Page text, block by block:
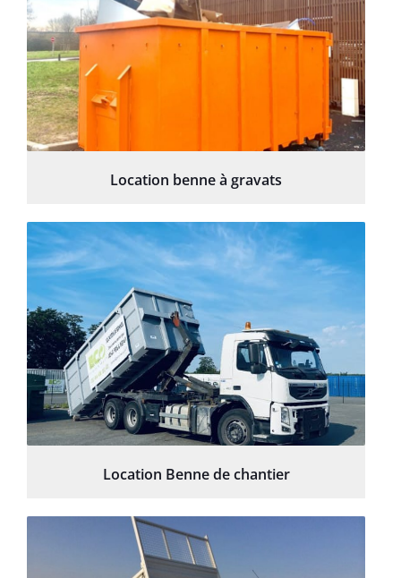
Location benne à gravats
Location Benne de chantier